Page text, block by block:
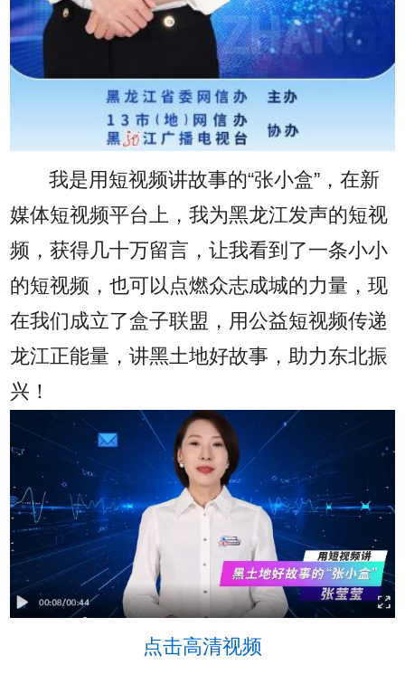
我是用短视频讲故事的“张小盒”，在新
媒体短视频平台上，我为黑龙江发声的短视
频，获得几十万留言，让我看到了一条小小
的短视频，也可以点燃众志成城的力量，现
在我们成立了盒子联盟，用公益短视频传递
龙江正能量，讲黑土地好故事，助力东北振
兴！
点击高清视频